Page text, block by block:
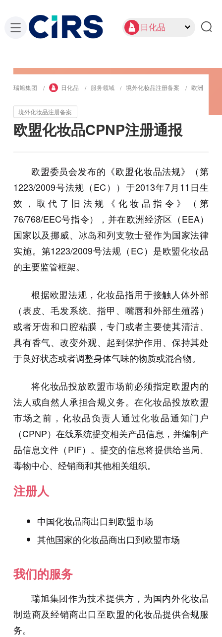
日化品
瑞旭集团 日化品 服务领域 境外化妆品注册备案 欧洲
境外化妆品注册备案
欧盟化妆品CPNP注册通报
欧盟委员会发布的《欧盟化妆品法规》（第
1223/2009号法规（EC））于2013年7月11日生
效，取代了旧法规《化妆品指令》（第
76/768/EEC号指令），并在欧洲经济区（EEA）
国家以及挪威、冰岛和列支敦士登作为国家法律
实施。第1223/2009号法规（EC）是欧盟化妆品
的主要监管框架。
根据欧盟法规，化妆品指用于接触人体外部
（表皮、毛发系统、指甲、嘴唇和外部生殖器）
或者牙齿和口腔粘膜，专门或者主要使其清洁、
具有香气、改变外观、起到保护作用、保持其处
于良好状态或者调整身体气味的物质或混合物。
将化妆品投放欧盟市场前必须指定欧盟内的
法人或自然人承担合规义务。在化妆品投放欧盟
市场之前，化妆品负责人通过化妆品通知门户
（CPNP）在线系统提交相关产品信息，并编制产
品信息文件（PIF）。提交的信息将提供给当局、
毒物中心、经销商和其他相关组织。
注册人
中国化妆品商出口到欧盟市场
其他国家的化妆品商出口到欧盟市场
我们的服务
瑞旭集团作为技术提供方，为国内外化妆品
制造商及经销商出口至欧盟的化妆品提供合规服
务。